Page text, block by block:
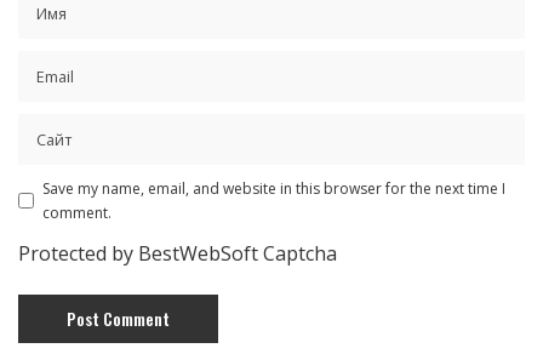
Save my name, email, and website in this browser for the next time I
comment.
Protected by BestWebSoft Captcha